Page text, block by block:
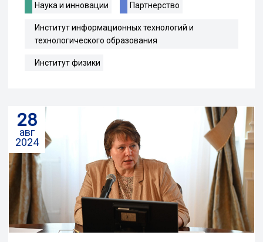
Наука и инновации Партнерство
Институт информационных технологий и
технологического образования
Институт физики
28
авг
2024